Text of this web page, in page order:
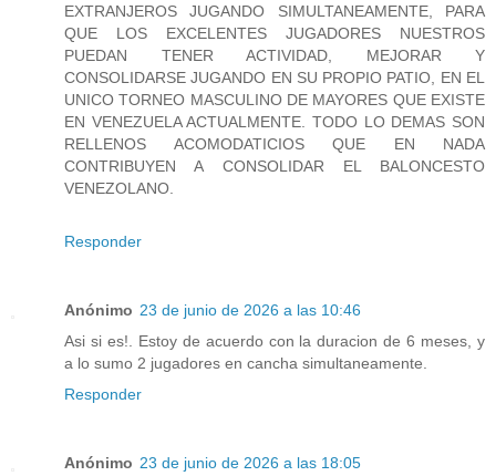
EXTRANJEROS JUGANDO SIMULTANEAMENTE, PARA
QUE LOS EXCELENTES JUGADORES NUESTROS
PUEDAN TENER ACTIVIDAD, MEJORAR Y
CONSOLIDARSE JUGANDO EN SU PROPIO PATIO, EN EL
UNICO TORNEO MASCULINO DE MAYORES QUE EXISTE
EN VENEZUELA ACTUALMENTE. TODO LO DEMAS SON
RELLENOS ACOMODATICIOS QUE EN NADA
CONTRIBUYEN A CONSOLIDAR EL BALONCESTO
VENEZOLANO.
Responder
Anónimo 23 de junio de 2026 a las 10:46
Asi si es!. Estoy de acuerdo con la duracion de 6 meses, y
a lo sumo 2 jugadores en cancha simultaneamente.
Responder
Anónimo 23 de junio de 2026 a las 18:05